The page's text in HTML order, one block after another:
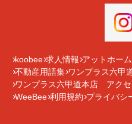
koobee 求人情報 アットホーム
不動産用語集 ワンプラス六甲
ワンプラス六甲道本店 アクセ
WeeBee 利用規約 プライバシ